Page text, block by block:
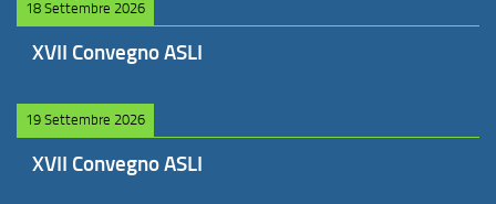
18 Settembre 2026
XVII Convegno ASLI
19 Settembre 2026
XVII Convegno ASLI